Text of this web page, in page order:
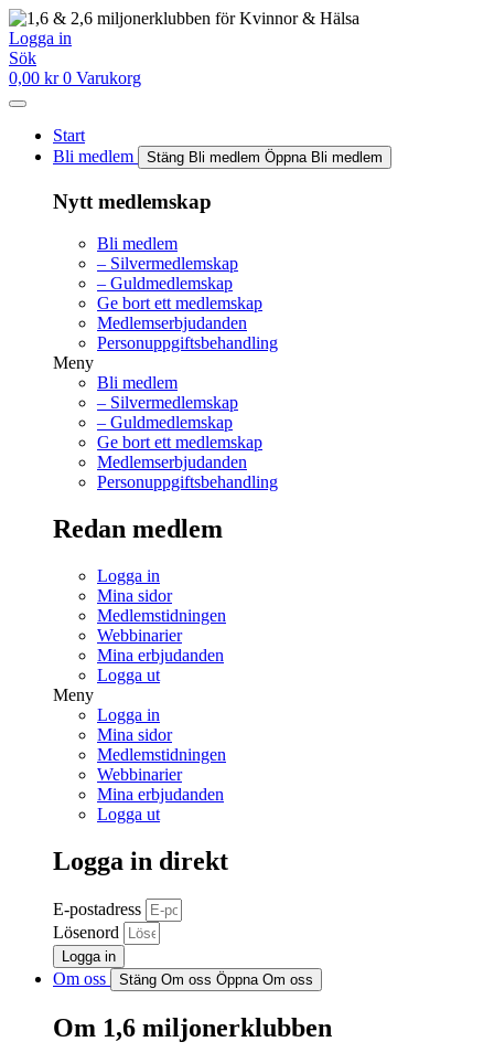
Hoppa
till
innehåll
Logga in
Sök
0,00 kr 0 Varukorg
Start
Bli medlem
Stäng Bli medlem Öppna Bli medlem
Nytt medlemskap
Bli medlem
– Silvermedlemskap
– Guldmedlemskap
Ge bort ett medlemskap
Medlemserbjudanden
Personuppgiftsbehandling
Meny
Bli medlem
– Silvermedlemskap
– Guldmedlemskap
Ge bort ett medlemskap
Medlemserbjudanden
Personuppgiftsbehandling
Redan medlem
Logga in
Mina sidor
Medlemstidningen
Webbinarier
Mina erbjudanden
Logga ut
Meny
Logga in
Mina sidor
Medlemstidningen
Webbinarier
Mina erbjudanden
Logga ut
Logga in direkt
E-postadress
Lösenord
Logga in
Om oss Stäng Om oss Öppna Om oss
Om 1,6 miljonerklubben